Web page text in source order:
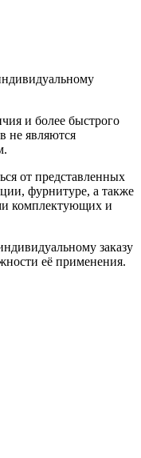
и более быстрого
не являются
от представленных
фурнитуре, а также
комплектующих и
заказу
её применения.